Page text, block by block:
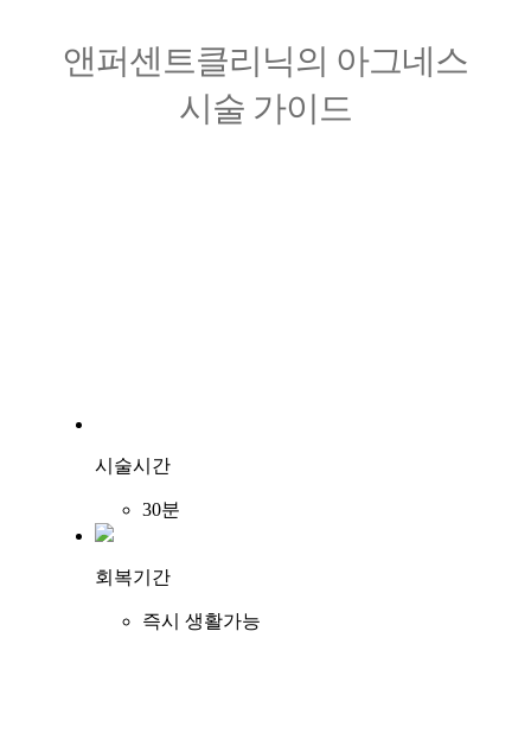
앤퍼센트클리닉의 아그네스
시술 가이드
시술시간
30분
회복기간
즉시 생활가능